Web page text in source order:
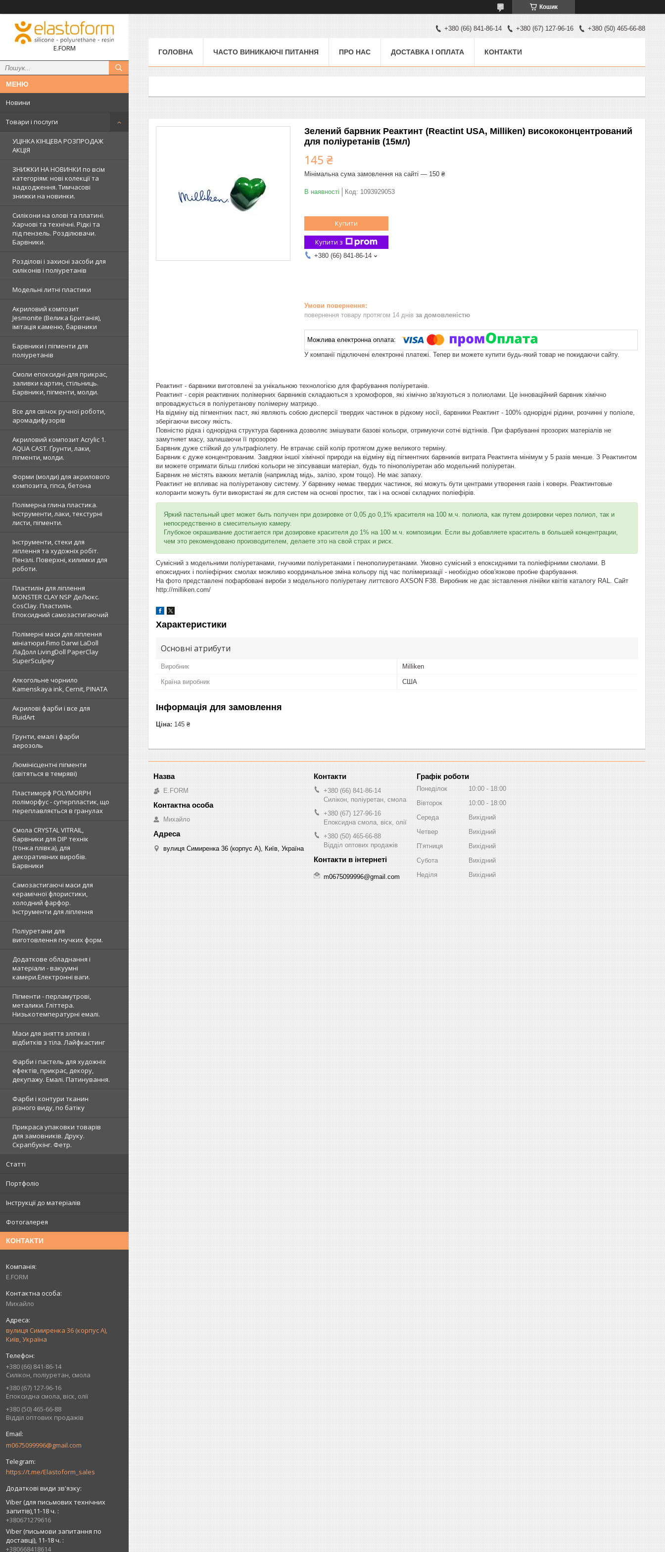
Кошик
E.FORM
Новини
Товари і послуги
УЦІНКА КІНЦЕВА РОЗПРОДАЖ
АКЦІЯ
ЗНИЖКИ НА НОВИНКИ по всім
категоріям: нові колекцїї та
надходження. Тимчасові
знижки на новинки.
Силікони на олові та платині.
Харчові та технічні. Рідкі та
під пензель. Розділювачи.
Барвники.
Розділові і захисні засоби для
силіконів і поліуретанів
Модельні литні пластики
Акриловий композит
Jesmonite (Велика Британія),
імітація каменю, барвники
Барвники і пігменти для
поліуретанів
Смоли епоксидні-для прикрас,
заливки картин, стільниць.
Барвники, пігменти, молди.
Все для свічок ручної роботи,
аромадифузорів
Акриловий композит Acrylic 1.
AQUA CAST. Ґрунти, лаки,
пігменти, молди.
Форми (молди) для акрилового
композита, гіпса, бетона
Полімерна глина пластика.
Інструменти, лаки, текстурні
листи, пігменти.
Інструменти, стеки для
ліплення та художніх робіт.
Пензлі. Поверхні, килимки для
роботи.
Пластилін для ліплення
MONSTER CLAY NSP ДеЛюкс.
CosClay. Пластилін.
Епоксидний самозастигаючий
Полімерні маси для ліплення
мініатюри.Fimo Darwi LaDoll
ЛаДолл LivingDoll PaperClay
SuperSculpey
Алкогольне чорнило
Kamenskaya ink, Cernit, PINATA
Акрилові фарби і все для
FluidArt
Грунти, емалі і фарби
аерозоль
Люмінісцентні пігменти
(світяться в темряві)
Пластиморф POLYMORPH
поліморфус - суперпластик, що
переплавляється в гранулах
Смола CRYSTAL VITRAIL,
барвники для DIP технік
(тонка плівка), для
декоративних виробів.
Барвники
Самозастигаючі маси для
керамічної флористики,
холодний фарфор.
Інструменти для ліплення
Поліуретани для
виготовлення гнучких форм.
Додаткове обладнання і
матеріали - вакуумні
камери.Електронні ваги.
Пігменти - перламутрові,
металики. Гліттера.
Низькотемпературні емалі.
Маси для зняття зліпків і
відбитків з тіла. Лайфкастинг
Фарби і пастель для художніх
ефектів, прикрас, декору,
декупажу. Емалі. Патинування.
Фарби і контури тканин
різного виду, по батіку
Прикраса упаковки товарів
для замовників. Друку.
Скрапбукінг. Фетр.
Статті
Портфоліо
Інструкції до матеріалів
Фотогалерея
КОНТАКТИ
E.FORM
Михайло
вулиця Симиренка 36 (корпус А),
Київ, Україна
+380 (66) 841-86-14
Силікон, поліуретан, смола
+380 (67) 127-96-16
Епоксидна смола, віск, олії
+380 (50) 465-66-88
Відділ оптових продажів
m0675099996@gmail.com
https://t.me/Elastoform_sales
Viber (для письмових технічних
запитів),11-18 ч.
+380671279616
Viber (письмови запитання по
доставці), 11-18 ч.
+380668418614
+380 (66) 841-86-14 +380 (67) 127-96-16 +380 (50) 465-66-88
ГОЛОВНА ЧАСТО ВИНИКАЮЧІ ПИТАННЯ ПРО НАС ДОСТАВКА І ОПЛАТА КОНТАКТИ
Зелений барвник Реактинт (Reactint USA, Milliken) висококонцентрований
для поліуретанів (15мл)
145 ₴
Мінімальна сума замовлення на сайті — 150 ₴
В наявності Код: 1093929053
Купити
Купити з
+380 (66) 841-86-14
повернення товару протягом 14 днів за домовленістю
У компанії підключені електронні платежі. Тепер ви можете купити будь-який товар не покидаючи сайту.
Реактинт - барвники виготовлені за унікальною технологією для фарбування поліуретанів.
Реактинт - серія реактивних полімерних барвників складаються з хромофоров, які хімічно зв'язуються з полиолами. Це інноваційний барвник хімічно
впроваджується в поліуретанову полімерну матрицю.
На відміну від пігментних паст, які являють собою дисперсії твердих частинок в рідкому носії, барвники Реактинт - 100% однорідні рідини, розчинні у поліоле,
зберігаючи високу якість.
Повністю рідка і однорідна структура барвника дозволяє змішувати базові кольори, отримуючи сотні відтінків. При фарбуванні прозорих матеріалів не
замутняет масу, залишаючи її прозорою
Барвник дуже стійкий до ультрафіолету. Не втрачає свій колір протягом дуже великого терміну.
Барвник є дуже концентрованим. Завдяки іншої хімічної природи на відміну від пігментних барвників витрата Реактинта мінімум у 5 разів менше. З Реактинтом
ви можете отримати більш глибокі кольори не зіпсувавши матеріал, будь то пінополіуретан або модельний поліуретан.
Барвник не містять важких металів (наприклад мідь, залізо, хром тощо). Не має запаху.
Реактинт не впливає на поліуретанову систему. У барвнику немає твердих частинок, які можуть бути центрами утворення газів і коверн. Реактинтовые
колоранти можуть бути використані як для систем на основі простих, так і на основі складних поліефірів.
Яркий пастельный цвет может быть получен при дозировке от 0,05 до 0,1% красителя на 100 м.ч. полиола, как путем дозировки через полиол, так и
непосредственно в смесительную камеру.
Глубокое окрашивание достигается при дозировке красителя до 1% на 100 м.ч. композиции. Если вы добавляете краситель в большей концентрации,
чем это рекомендовано производителем, делаете это на свой страх и риск.
Сумісний з модельними поліуретанами, гнучкими поліуретанами і пенополиуретанами. Умовно сумісний з епоксидними та поліефірними смолами. В
епоксидних і поліефірних смолах можливо координальное зміна кольору під час полімеризації - необхідно обов'язкове пробне фарбування.
На фото представлені пофарбовані вироби з модельного поліуретану литтєвого AXSON F38. Виробник не дає зіставлення лінійки квітів каталогу RAL. Сайт
http://milliken.com/
Характеристики
Основні атрибути
Виробник Milliken
Країна виробник США
Інформація для замовлення
Ціна: 145 ₴
E.FORM
Михайло
вулиця Симиренка 36 (корпус А), Київ, Україна
+380 (66) 841-86-14
Силікон, поліуретан, смола
+380 (67) 127-96-16
Епоксидна смола, віск, олії
+380 (50) 465-66-88
Відділ оптових продажів
m0675099996@gmail.com
Графік роботи
Понеділок 10:00
18:00
Вівторок
10:00
18:00
Середа
Вихідний
Четвер
Вихідний
Пʼятниця
Вихідний
Субота
Вихідний
Неділя
Вихідний